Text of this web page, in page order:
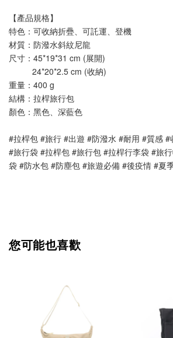
【產品規格】
特色：可收納折疊、可託運、登機
材質：防潑水斜紋尼龍
尺寸：45*19*31 cm (展開)
24*20*2.5 cm (收納)
重量：400 g
結構：拉桿旅行包
顏色：黑色、深藍色
#拉桿包 #旅行 #出遊 #防潑水 #耐用 #質感
#旅行袋 #拉桿包 #旅行包 #拉桿行李袋 #旅
袋 #防水包 #防塵包 #旅遊必備 #後疫情 #夏
您可能也喜歡